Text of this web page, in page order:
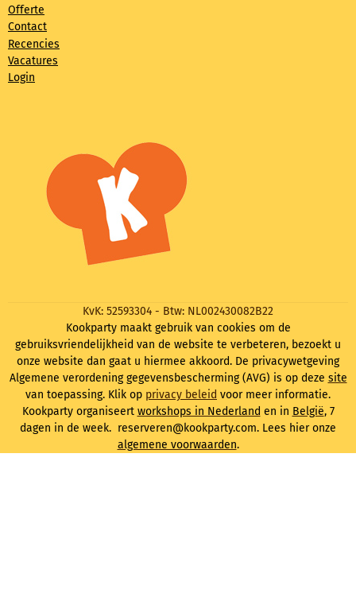
Offerte
Contact
Recencies
Vacatures
Login
KvK: 52593304 - Btw: NL002430082B22
Kookparty maakt gebruik van cookies om de
gebruiksvriendelijkheid van de website te verbeteren, bezoekt u
onze website dan gaat u hiermee akkoord. De privacywetgeving
Algemene verordening gegevensbescherming (AVG) is op deze site
van toepassing. Klik op privacy beleid voor meer informatie.
Kookparty organiseert workshops in Nederland en in België, 7
dagen in de week. reserveren@kookparty.com. Lees hier onze
algemene voorwaarden.